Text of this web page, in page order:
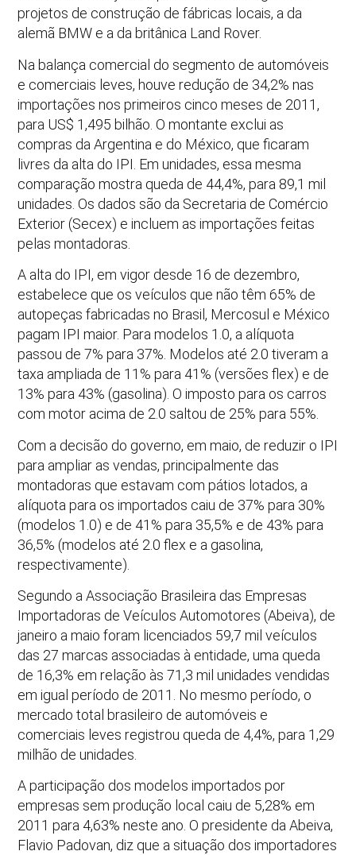
projetos de construção de fábricas locais, a da
alemã BMW e a da britânica Land Rover.
Na balança comercial do segmento de automóveis
e comerciais leves, houve redução de 34,2% nas
importações nos primeiros cinco meses de 2011,
para US$ 1,495 bilhão. O montante exclui as
compras da Argentina e do México, que ficaram
livres da alta do IPI. Em unidades, essa mesma
comparação mostra queda de 44,4%, para 89,1 mil
unidades. Os dados são da Secretaria de Comércio
Exterior (Secex) e incluem as importações feitas
pelas montadoras.
A alta do IPI, em vigor desde 16 de dezembro,
estabelece que os veículos que não têm 65% de
autopeças fabricadas no Brasil, Mercosul e México
pagam IPI maior. Para modelos 1.0, a alíquota
passou de 7% para 37%. Modelos até 2.0 tiveram a
taxa ampliada de 11% para 41% (versões flex) e de
13% para 43% (gasolina). O imposto para os carros
com motor acima de 2.0 saltou de 25% para 55%.
Com a decisão do governo, em maio, de reduzir o IPI
para ampliar as vendas, principalmente das
montadoras que estavam com pátios lotados, a
alíquota para os importados caiu de 37% para 30%
(modelos 1.0) e de 41% para 35,5% e de 43% para
36,5% (modelos até 2.0 flex e a gasolina,
respectivamente).
Segundo a Associação Brasileira das Empresas
Importadoras de Veículos Automotores (Abeiva), de
janeiro a maio foram licenciados 59,7 mil veículos
das 27 marcas associadas à entidade, uma queda
de 16,3% em relação às 71,3 mil unidades vendidas
em igual período de 2011. No mesmo período, o
mercado total brasileiro de automóveis e
comerciais leves registrou queda de 4,4%, para 1,29
milhão de unidades.
A participação dos modelos importados por
empresas sem produção local caiu de 5,28% em
2011 para 4,63% neste ano. O presidente da Abeiva,
Flavio Padovan, diz que a situação dos importadores